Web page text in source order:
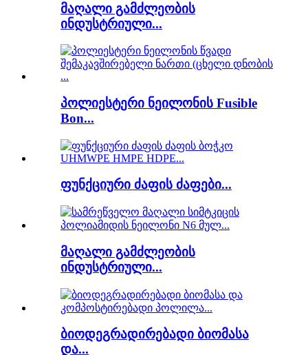
მაღალი გამძლეობის
ინდუსტრიული...
პოლიესტერი ნეილონის Fusible
Bon...
ფუნქციური ძაფის ძაფები...
მაღალი გამძლეობის
ინდუსტრიული...
ბიოდეგრადირებადი ბიომასა
და...